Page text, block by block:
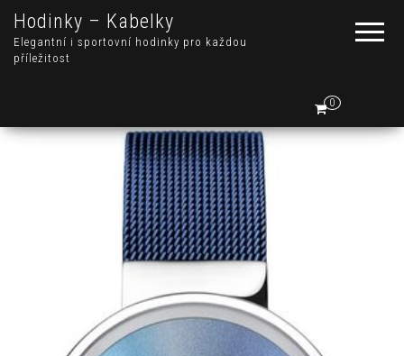
Hodinky – Kabelky
Elegantní i sportovní hodinky pro každou
příležitost
0